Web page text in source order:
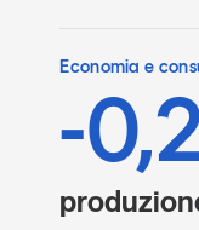
Economia e
-